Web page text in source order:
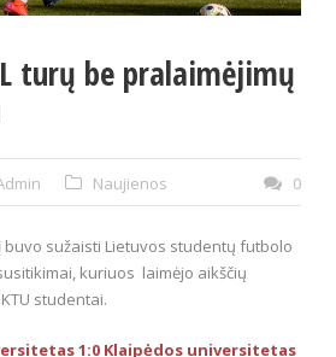
turų be pralaimėjimų
Naujienos 0
sužaisti Lietuvos studentų futbolo
kuriuos laimėjo aikščių
studentai.
1:0 Klaipėdos universitetas